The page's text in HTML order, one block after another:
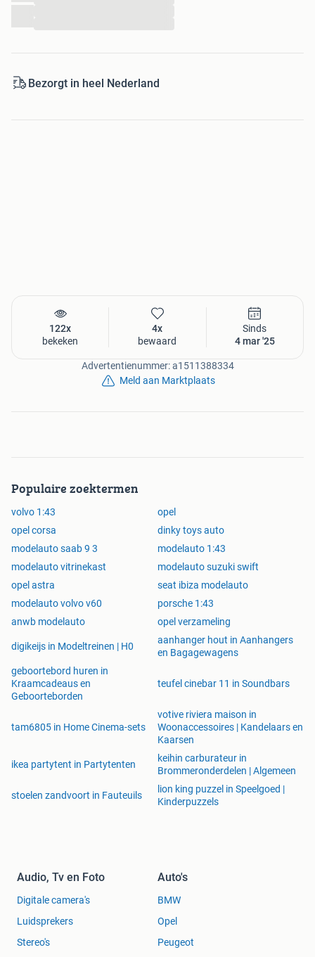
hebben wij opgedaan sinds 2002. Een vertrouwd adres, een
Bezorgt in heel Nederland
122x
bekeken
4x
bewaard
Sinds
4 mar '25
Advertentienummer: a1511388334
Meld aan Marktplaats
Populaire zoektermen
volvo 1:43
opel
opel corsa
dinky toys auto
modelauto saab 9 3
modelauto 1:43
modelauto vitrinekast
modelauto suzuki swift
opel astra
seat ibiza modelauto
modelauto volvo v60
porsche 1:43
anwb modelauto
opel verzameling
digikeijs in Modeltreinen | H0
aanhanger hout in Aanhangers
en Bagagewagens
geboortebord huren in
Kraamcadeaus en
Geboorteborden
teufel cinebar 11 in Soundbars
tam6805 in Home Cinema-sets
votive riviera maison in
Woonaccessoires | Kandelaars en
Kaarsen
ikea partytent in Partytenten
keihin carburateur in
Brommeronderdelen | Algemeen
stoelen zandvoort in Fauteuils
lion king puzzel in Speelgoed |
Kinderpuzzels
Audio, Tv en Foto
Digitale camera's
Luidsprekers
Stereo's
Auto's
BMW
Opel
Peugeot